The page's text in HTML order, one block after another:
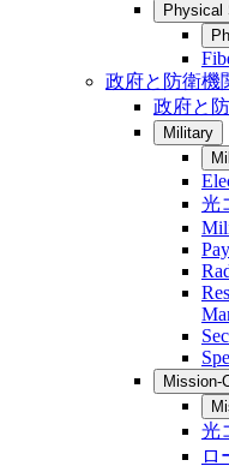
Physical
政府と防衛機
政府と
Military
光
Mission-
光
ロ